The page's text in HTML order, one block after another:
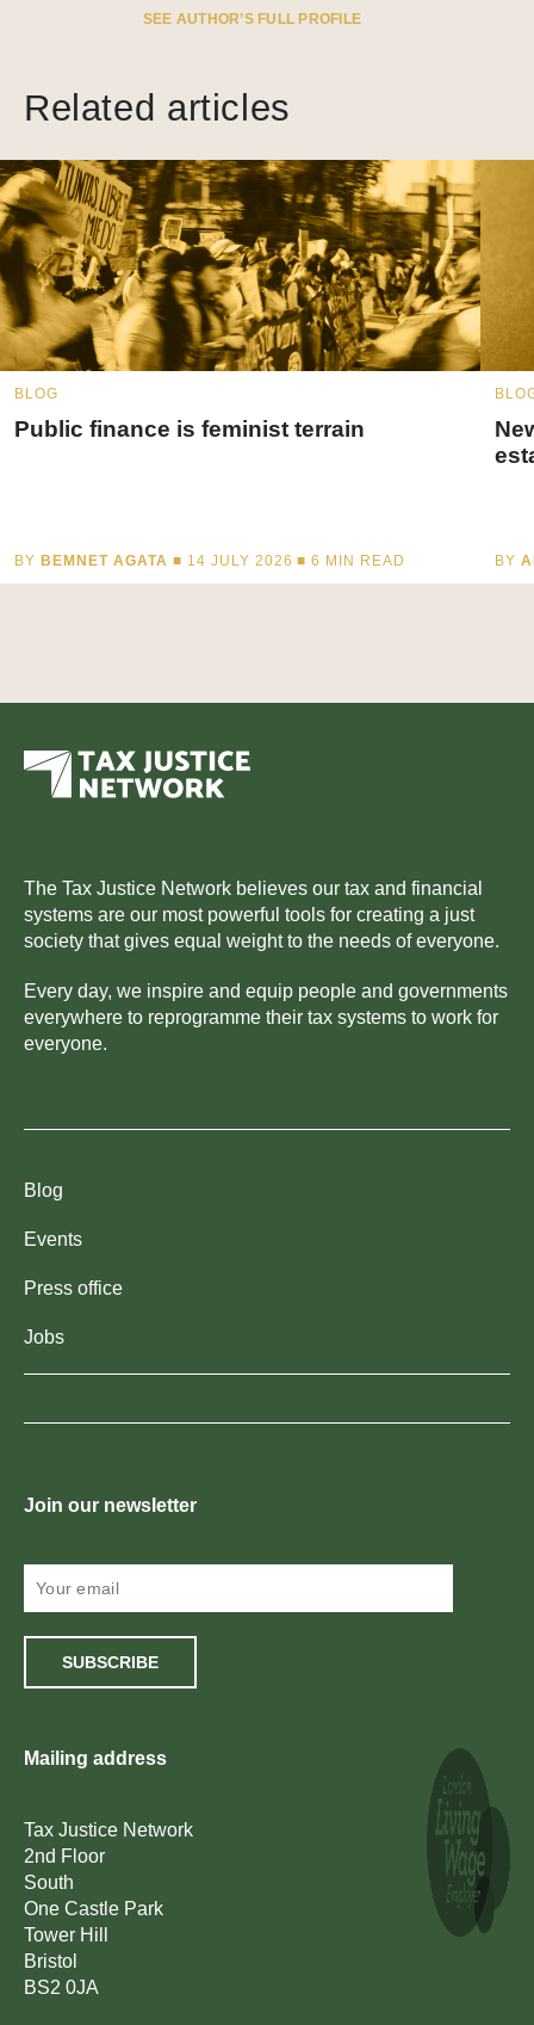
SEE AUTHOR’S FULL PROFILE
Related articles
BLOG
Public finance is feminist terrain
BY BEMNET AGATA ■ 14 JULY 2026 ■6 MIN READ BY
The Tax Justice Network believes our tax and financial
systems are our most powerful tools for creating a just
society that gives equal weight to the needs of everyone.
Every day, we inspire and equip people and governments
everywhere to reprogramme their tax systems to work for
everyone.
Blog
Events
Press office
Jobs
Join our newsletter
SUBSCRIBE
Mailing address
Tax Justice Network
2nd Floor
South
One Castle Park
Tower Hill
Bristol
BS2 0JA